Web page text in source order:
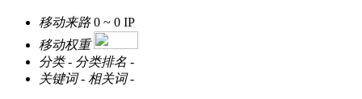
移动来路 0 ~ 0 IP
移动权重
分类 - 分类排名 -
关键词 - 相关词 -